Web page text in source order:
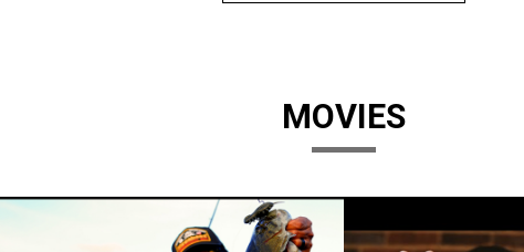
MOVIES